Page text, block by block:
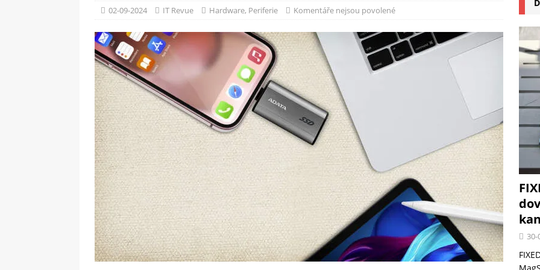
[ 06-05-2025 ]
Blockchain a růst krypto kasin: Co by měli vědět milovníci technologií
SOFTWARE
02-09-2024 IT Revue Hardware, Periferie Komentáře nejsou povolené
30-